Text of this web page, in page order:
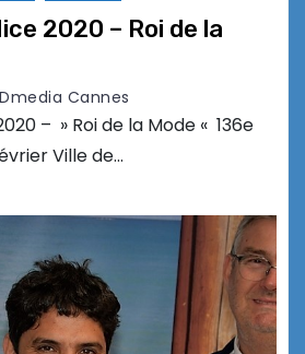
2020 – Roi de la
Cannes
– » Roi de la Mode « 136e
Ville de…